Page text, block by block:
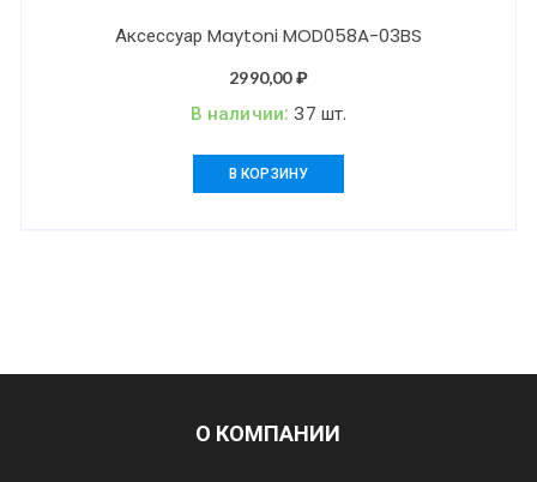
Аксессуар Maytoni MOD058A-03BS
2990,00₽
В наличии:37 шт.
В КОРЗИНУ
О КОМПАНИИ